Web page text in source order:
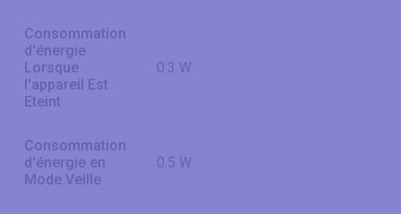
Consommation
d'énergie
Lorsque
l'appareil Est
Eteint
0.3 W
Consommation
d'énergie en
Mode Veille
0.5 W